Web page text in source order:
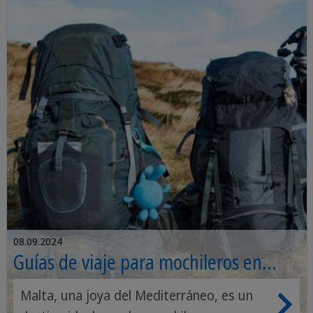
08.09.2024
Guías de viaje para mochileros en
Malta: Explorando la Perla del
Malta, una joya del Mediterráneo, es un